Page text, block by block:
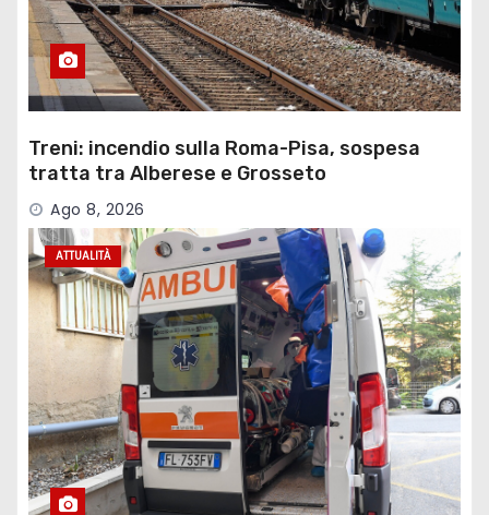
Treni: incendio sulla Roma-Pisa, sospesa
tratta tra Alberese e Grosseto
Ago 8, 2026
ATTUALITÀ